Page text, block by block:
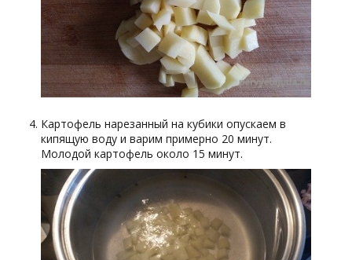
Картофель нарезанный на кубики опускаем в
кипящую воду и варим примерно 20 минут.
Молодой картофель около 15 минут.